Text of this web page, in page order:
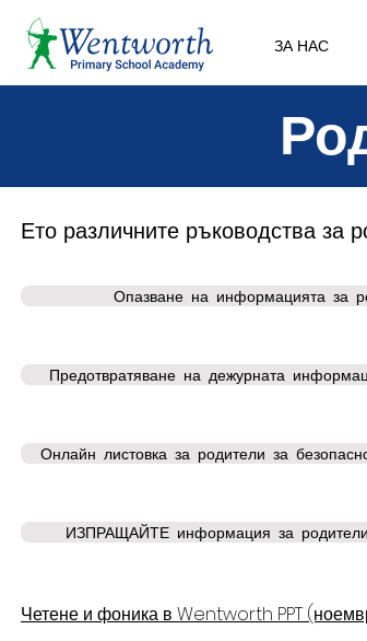
ЗА НАС
Ето различните ръководства за
Опазване на информацията за
Предотвратяване на дежурната
Онлайн листовка за родители за
ИЗПРАЩАЙТЕ информация за родители
Четене и фоника в Wentworth PPT